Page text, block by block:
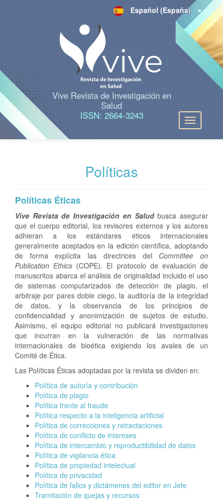
n
r
n
o
n
t
e
n
i
d
o
p
r
i
n
c
i
p
a
B
Español (España)
Vive Revista de Investigación en
Salud
ISSN: 2664-3243
Toggle
navigation
Políticas
Políticas Éticas
Vive Revista de Investigación en Saludbusca asegurar
que el cuerpo editorial, los revisores externos y los autores
adhieran a los estándares éticos internacionales
generalmente aceptados en la edición científica, adoptando
de forma explícita las directrices del Committee on
Publication Ethics (COPE). El protocolo de evaluación de
manuscritos abarca el análisis de originalidad incluido el uso
de sistemas computarizados de detección de plagio, el
arbitraje por pares doble ciego, la auditoría de la integridad
de datos, y la observancia de los principios de
confidencialidad y anonimización de sujetos de estudio.
Asimismo, el equipo editorial no publicará investigaciones
que incurran en la vulneración de las normativas
internacionales de bioética exigiendo los avales de un
Comité de Ética.
Las Políticas Éticas adoptadas por la revista se dividen en:
Política de autoría y contribución
Política de plagio
Política frente al fraude
Política respecto a la inteligencia artificial
Política de correcciones y retractaciones
Política de conflicto de intereses
Política de intercambio y reproductibilidad de datos
Política de vigilancia ética
Política de propiedad intelectual
Política de privacidad
Política de fallos y dictámenes del editor en Jefe
Tramitación de quejas y recursos